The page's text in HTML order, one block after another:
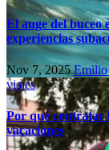
El auge del buceo
experiencias
Nov 7, 2025Emilio
viajes
Por qué contratar
vacaciones